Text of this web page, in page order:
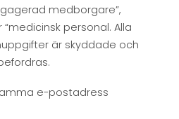
medborgare”,
personal. Alla
är skyddade och
e-postadress